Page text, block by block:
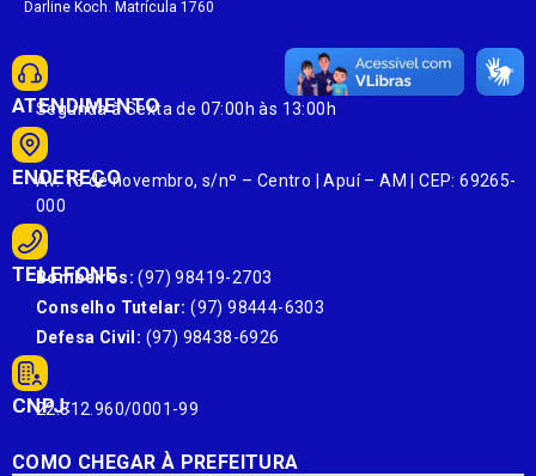
Darline Koch. Matrícula 1760
ATENDIMENTO
Segunda à Sexta de 07:00h às 13:00h
ENDEREÇO
Av. 13 de novembro, s/nº – Centro | Apuí – AM | CEP: 69265-
000
TELEFONE
Bombeiros: (97) 98419-2703
Conselho Tutelar: (97) 98444-6303
Defesa Civil: (97) 98438-6926
CNPJ:
22.812.960/0001-99
COMO CHEGAR À PREFEITURA